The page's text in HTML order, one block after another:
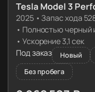
Tesla Model 3
2025• Запас хода
• Полностью черный
• Ускорение 3,1 сек
Под заказ
Новый
Без пробега